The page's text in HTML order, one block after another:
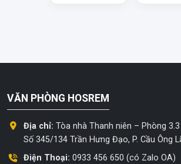
VĂN PHÒNG HOSREM
Địa chỉ: Tòa nhà Thanh niên – Phòng 3.3
Số 345/134 Trần Hưng Đạo, P. Cầu Ông
Điện Thoại: 0933 456 650 (có Zalo OA)